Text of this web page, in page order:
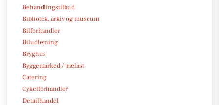
Behandlingstilbud
Bibliotek, arkiv og museum
Bilforhandler
Biludlejning
Bryghus
Byggemarked / trælast
Catering
Cykelforhandler
Detailhandel